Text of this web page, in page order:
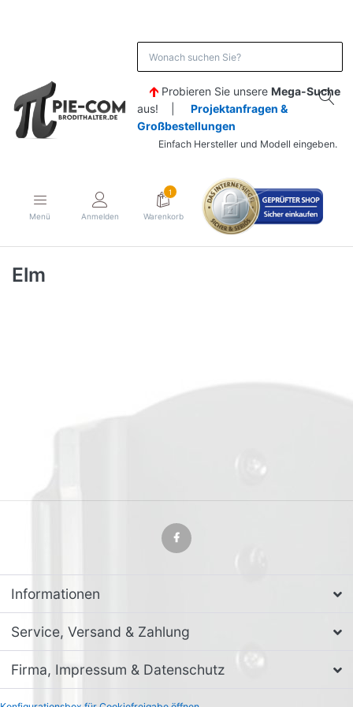
Probieren Sie unsere Mega-Suche
aus! | Projektanfragen &
Großbestellungen
Einfach Hersteller und Modell eingeben.
Menü Anmelden
1
Warenkorb
Elm
Informationen
Service, Versand & Zahlung
Firma, Impressum & Datenschutz